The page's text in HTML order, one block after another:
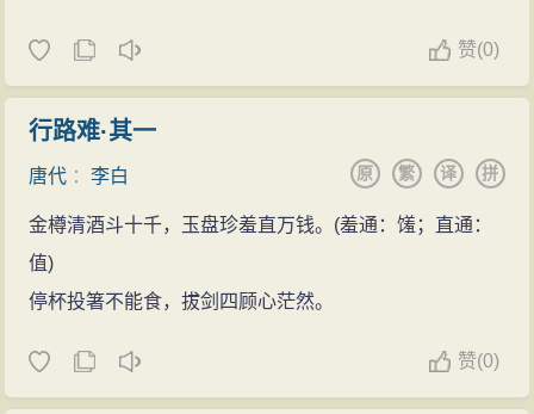
赞(0)
行路难·其一
唐代 ：李白 拼
译
繁
原
金樽清酒斗十千，玉盘珍羞直万钱。(羞通：馐；直通：
值)
停杯投箸不能食，拔剑四顾心茫然。
赞(0)